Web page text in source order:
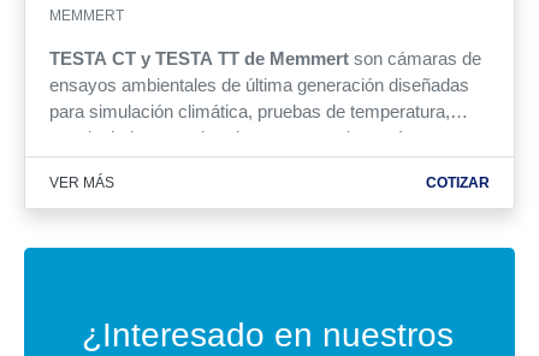
MEMMERT
TESTA CT y TESTA TT de Memmert son cámaras de
ensayos ambientales de última generación diseñadas
para simulación climática, pruebas de temperatura,
envejecimiento acelerado y ensayos de estrés.
Disponibles con control de humedad (TESTA CT) o sin
humedad (TESTA TT), ofrecen rangos de temperatura
hasta 10 K/min y monitoreo digital avanzado para
VER MÁS COTIZAR
¿Interesado en nuestros